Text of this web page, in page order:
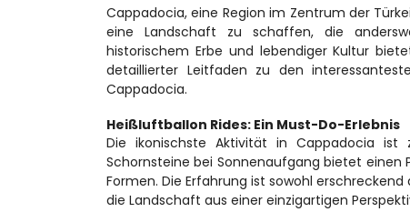
Cappadocia, eine Region im Zentrum der
eine Landschaft zu schaffen, die
historischem Erbe und lebendiger Kultur
detaillierter Leitfaden zu den
Cappadocia.
Heißluftballon Rides: Ein Must-Do-Erlebnis
Die ikonischste Aktivität in Cappadocia ist
Schornsteine bei Sonnenaufgang bietet
Formen. Die Erfahrung ist sowohl
die Landschaft aus einer einzigartigen